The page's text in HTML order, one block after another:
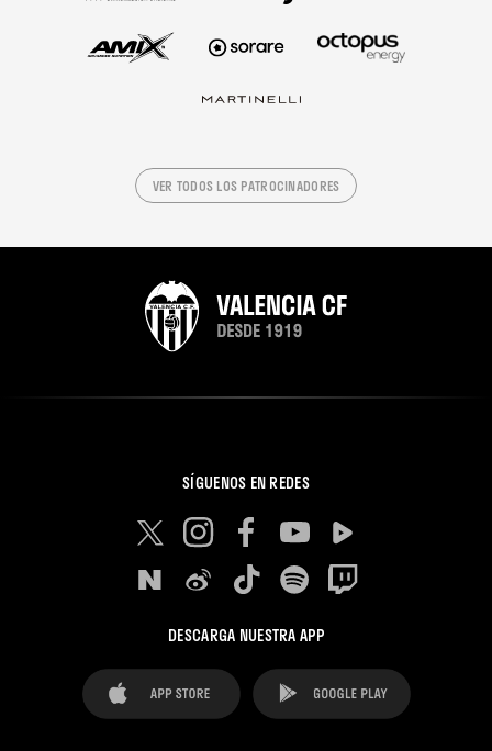
VER TODOS LOS PATROCINADORES
SÍGUENOS EN REDES
DESCARGA NUESTRA APP